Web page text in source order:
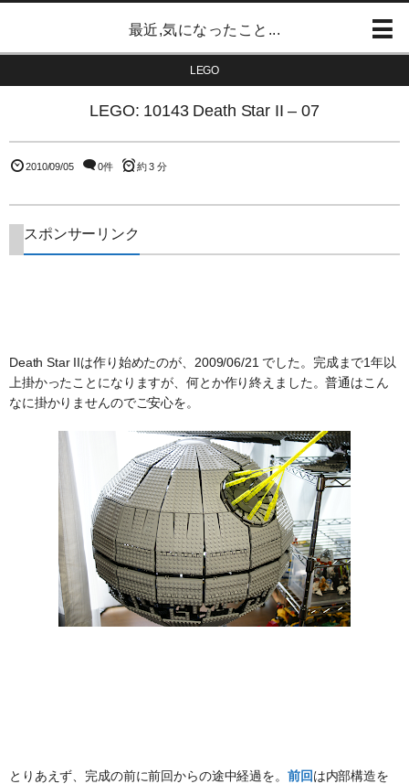
最近,気になったこと...
LEGO
LEGO: 10143 Death Star II – 07
2010/09/05 0件 約 3 分
スポンサーリンク
Death Star IIは作り始めたのが、2009/06/21 でした。完成まで1年以
上掛かったことになりますが、何とか作り終えました。普通はこん
なに掛かりませんのでご安心を。
とりあえず、完成の前に前回からの途中経過を。 前回は内部構造を